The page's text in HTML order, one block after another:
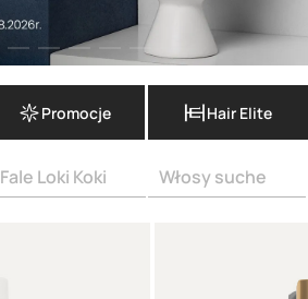
Promocje Hair Elite
Fale Loki Koki Włosy suche